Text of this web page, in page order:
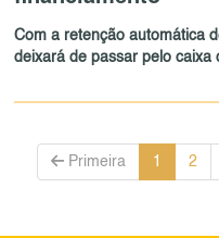
Com a retenção automática
deixará de passar pelo caixa
Primeira 1 2